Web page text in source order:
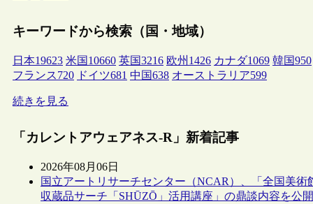
キーワードから検索（国・地域）
日本19623 米国 10660 英国3216 欧州 1426 カナダ1069 韓国950
フランス720 ドイツ681 中国638 オーストラリア599
続きを見る
「カレントアウェアネス-R」新着記事
2026年08月06日
国立アートリサーチセンター（NCAR）、「全国美術
収蔵品サーチ「SHŪZŌ」活用講座」の鼎談内容を公開